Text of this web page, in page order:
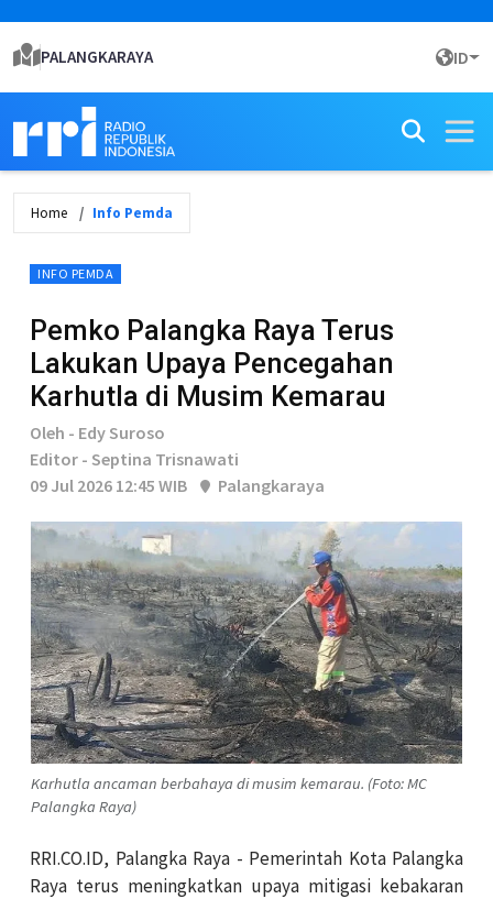
PALANGKARAYA ID
Home Info Pemda
INFO PEMDA
Pemko Palangka Raya Terus
Lakukan Upaya Pencegahan
Karhutla di Musim Kemarau
Oleh - Edy Suroso
Editor - Septina Trisnawati
09 Jul 2026 12:45 WIB
Palangkaraya
Karhutla ancaman berbahaya di musim kemarau. (Foto: MC
Palangka Raya)
RRI.CO.ID, Palangka Raya - Pemerintah Kota Palangka
Raya terus meningkatkan upaya mitigasi kebakaran